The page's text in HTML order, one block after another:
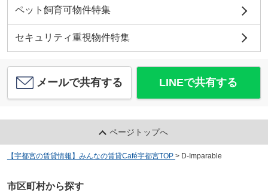
ペット飼育可物件特集
セキュリティ重視物件特集
メールで共有する LINEで共有する
ページトップへ
【宇都宮の賃貸情報】みんなの賃貸Café宇都宮TOP > D-Imparable
市区町村から探す